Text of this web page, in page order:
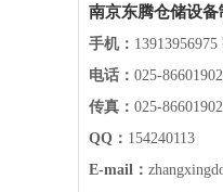
南京东腾仓储设备
手机：
电话： 025-
传真： 025-86601902
QQ： 154240113
E-mail：